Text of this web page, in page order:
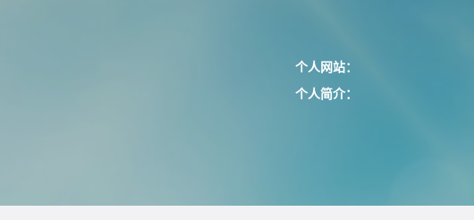
个人网站：
个人简介：